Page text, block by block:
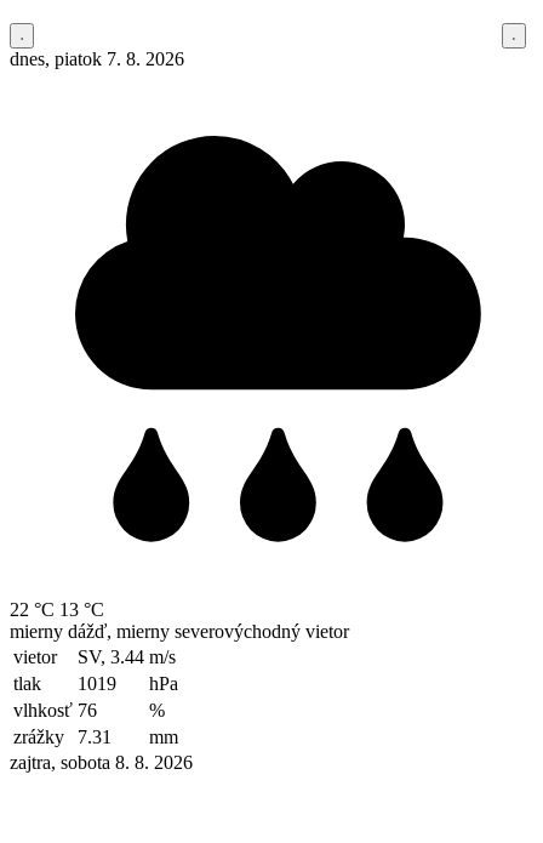
dnes, piatok 7. 8. 2026
22 °C 13 °C
mierny dážď, mierny severovýchodný vietor
vietor
SV, 3.44 m/s
tlak
1019
hPa
vlhkosť 76
%
zrážky
7.31
mm
zajtra, sobota 8. 8. 2026